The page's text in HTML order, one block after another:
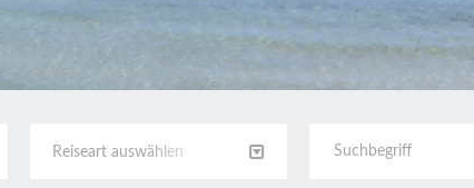
Reiseart auswählen